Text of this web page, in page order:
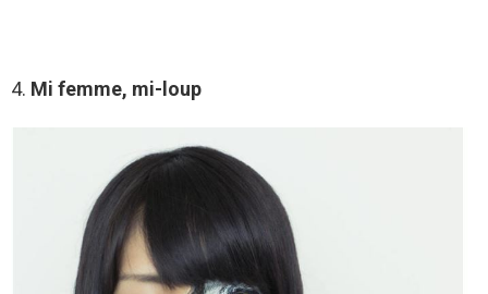
4. Mi femme, mi-loup